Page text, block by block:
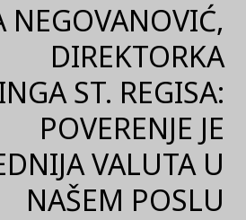
NEGOVANOVIĆ,
DIREKTORKA
ST. REGISA:
POVERENJE JE
VALUTA U
NAŠEM POSLU